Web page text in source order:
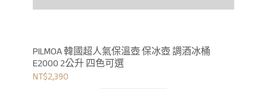
PILMOA 韓國超人氣保溫壺 保冰壺 調酒冰桶
E2000 2公升 四色可選
NT$2,390